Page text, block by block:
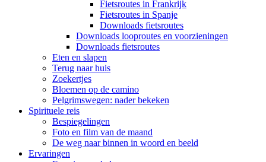
Fietsroutes in Frankrijk
Fietsroutes in Spanje
Downloads fietsroutes
Downloads looproutes en voorzieningen
Downloads fietsroutes
Eten en slapen
Terug naar huis
Zoekertjes
Bloemen op de camino
Pelgrimswegen: nader bekeken
Spirituele reis
Bespiegelingen
Foto en film van de maand
De weg naar binnen in woord en beeld
Ervaringen